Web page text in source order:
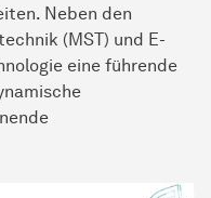
Neben den
(MST) und E-
eine führende